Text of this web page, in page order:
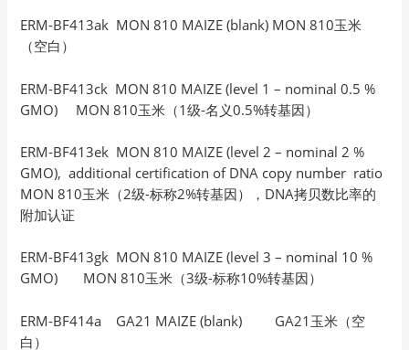
ERM-BF413ak MON 810 MAIZE (blank) MON 810玉米
（空白）
ERM-BF413ck MON 810 MAIZE (level 1 – nominal 0.5 %
GMO) MON 810玉米（1级-名义0.5%转基因）
ERM-BF413ek MON 810 MAIZE (level 2 – nominal 2 %
GMO), additional certification of DNA copy number ratio
MON 810玉米（2级-标称2%转基因），DNA拷贝数比率的
附加认证
ERM-BF413gk MON 810 MAIZE (level 3 – nominal 10 %
GMO) MON 810玉米（3级-标称10%转基因）
ERM-BF414a GA21 MAIZE (blank) GA21玉米（空
白）